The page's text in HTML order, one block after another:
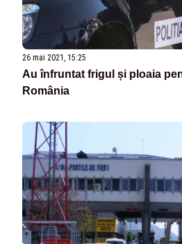
26 mai 2021, 15:25
Au înfruntat frigul și ploaia
România